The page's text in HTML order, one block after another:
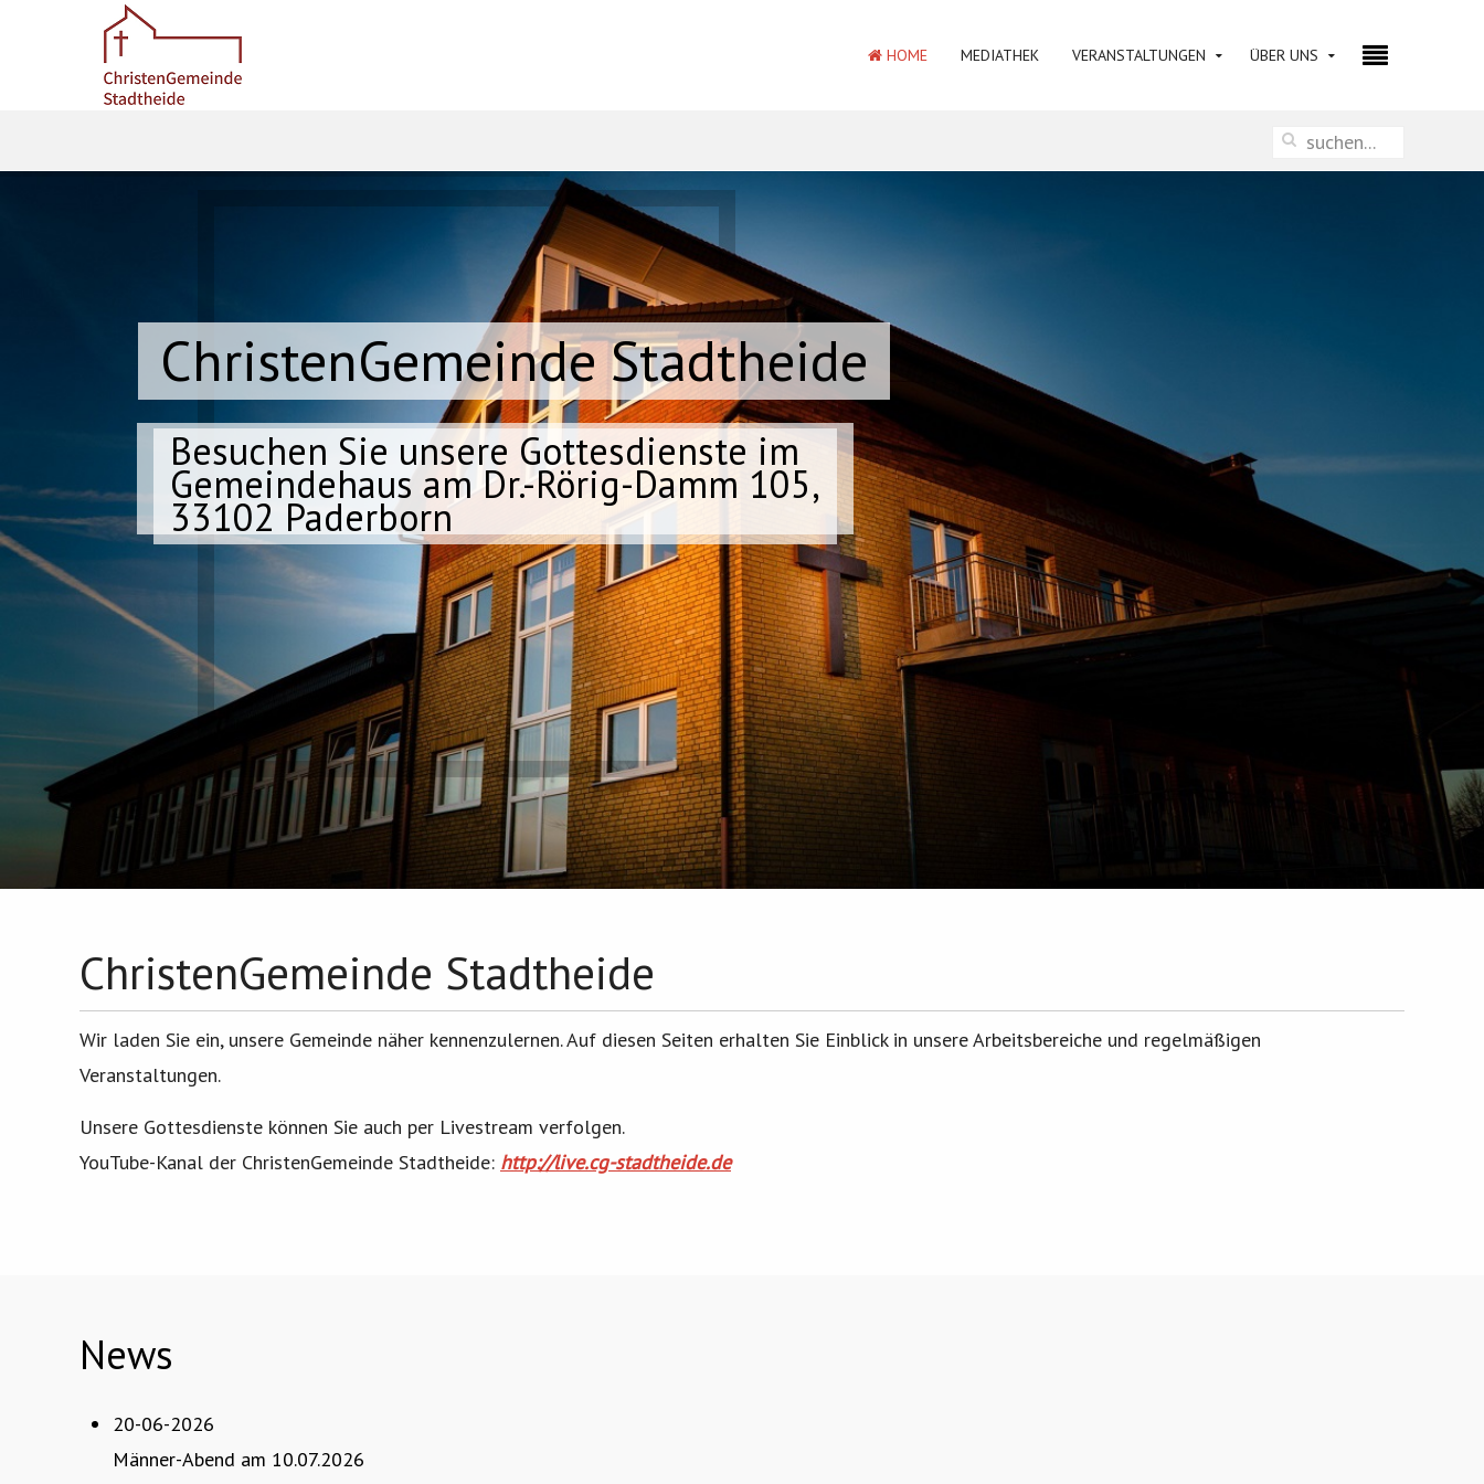
HOME MEDIATHEK VERANSTALTUNGEN ÜBER UNS
ChristenGemeinde Stadtheide
Besuchen Sie unsere Gottesdienste im
Gemeindehaus am Dr.-Rörig-Damm 105,
33102 Paderborn
ChristenGemeinde Stadtheide
Wir laden Sie ein, unsere Gemeinde näher kennenzulernen. Auf diesen Seiten erhalten Sie Einblick in unsere Arbeitsbereiche und regelmäßigen
Veranstaltungen.
Unsere Gottesdienste können Sie auch per Livestream verfolgen.
YouTube-Kanal der ChristenGemeinde Stadtheide: http://live.cg-stadtheide.de
News
20-06-2026
Männer-Abend am 10.07.2026